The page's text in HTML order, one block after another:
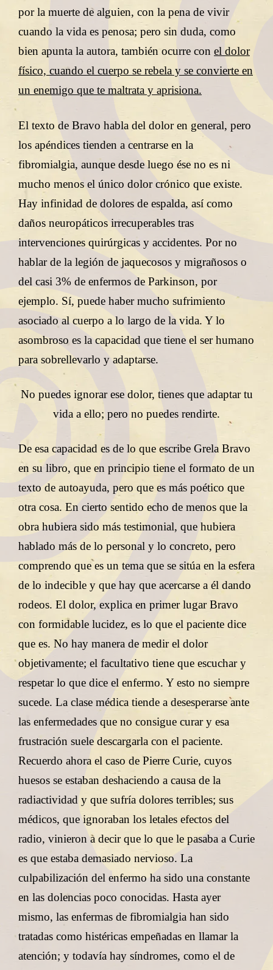
por la muerte de alguien, con la pena de vivir
cuando la vida es penosa; pero sin duda, como
bien apunta la autora, también ocurre con el dolor
físico, cuando el cuerpo se rebela y se convierte en
un enemigo que te maltrata y aprisiona.
El texto de Bravo habla del dolor en general, pero
los apéndices tienden a centrarse en la
fibromialgia, aunque desde luego ése no es ni
mucho menos el único dolor crónico que existe.
Hay infinidad de dolores de espalda, así como
daños neuropáticos irrecuperables tras
intervenciones quirúrgicas y accidentes. Por no
hablar de la legión de jaquecosos y migrañosos o
del casi 3% de enfermos de Parkinson, por
ejemplo. Sí, puede haber mucho sufrimiento
asociado al cuerpo a lo largo de la vida. Y lo
asombroso es la capacidad que tiene el ser humano
para sobrellevarlo y adaptarse.
No puedes ignorar ese dolor, tienes que adaptar tu
vida a ello; pero no puedes rendirte.
De esa capacidad es de lo que escribe Grela Bravo
en su libro, que en principio tiene el formato de un
texto de autoayuda, pero que es más poético que
otra cosa. En cierto sentido echo de menos que la
obra hubiera sido más testimonial, que hubiera
hablado más de lo personal y lo concreto, pero
comprendo que es un tema que se sitúa en la esfera
de lo indecible y que hay que acercarse a él dando
rodeos. El dolor, explica en primer lugar Bravo
con formidable lucidez, es lo que el paciente dice
que es. No hay manera de medir el dolor
objetivamente; el facultativo tiene que escuchar y
respetar lo que dice el enfermo. Y esto no siempre
sucede. La clase médica tiende a desesperarse ante
las enfermedades que no consigue curar y esa
frustración suele descargarla con el paciente.
Recuerdo ahora el caso de Pierre Curie, cuyos
huesos se estaban deshaciendo a causa de la
radiactividad y que sufría dolores terribles; sus
médicos, que ignoraban los letales efectos del
radio, vinieron a decir que lo que le pasaba a Curie
es que estaba demasiado nervioso. La
culpabilización del enfermo ha sido una constante
en las dolencias poco conocidas. Hasta ayer
mismo, las enfermas de fibromialgia han sido
tratadas como histéricas empeñadas en llamar la
atención; y todavía hay síndromes, como el de